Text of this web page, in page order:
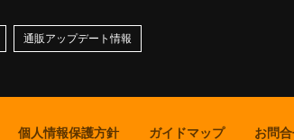
通販アップデート情報
個人情報保護方針 ガイドマップ お問